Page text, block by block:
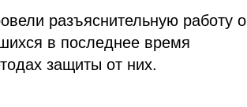
разъяснительную работу о
в последнее время
защиты от них.